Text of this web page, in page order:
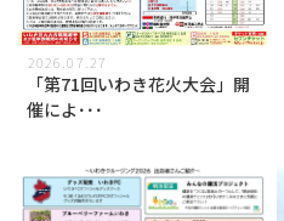
2026.07.27
「第71回いわき花火大会」開
催によ･･･